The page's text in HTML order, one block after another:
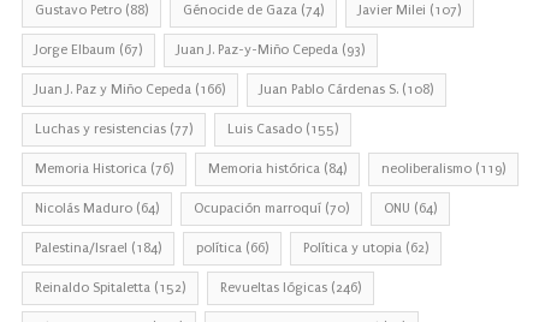
Gustavo Petro (88) Génocide de Gaza (74) Javier Milei (107)
Jorge Elbaum (67) Juan J. Paz-y-Miño Cepeda (93)
Juan J. Paz y Miño Cepeda (166) Juan Pablo Cárdenas S. (108)
Luchas y resistencias (77) Luis Casado (155)
Memoria Historica (76) Memoria histórica (84) neoliberalismo (119)
Nicolás Maduro (64) Ocupación marroquí (70) ONU (64)
Palestina/Israel (184) política (66) Política y utopia (62)
Reinaldo Spitaletta (152) Revueltas lógicas (246)